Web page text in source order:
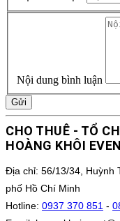
Nội dung bình luận
Gửi
CHO THUÊ - TỔ
HOÀNG KHÔI
Địa chỉ: 56/13/34, Huỳnh
phố Hồ Chí Minh
Hotline: 0937 370 851 -